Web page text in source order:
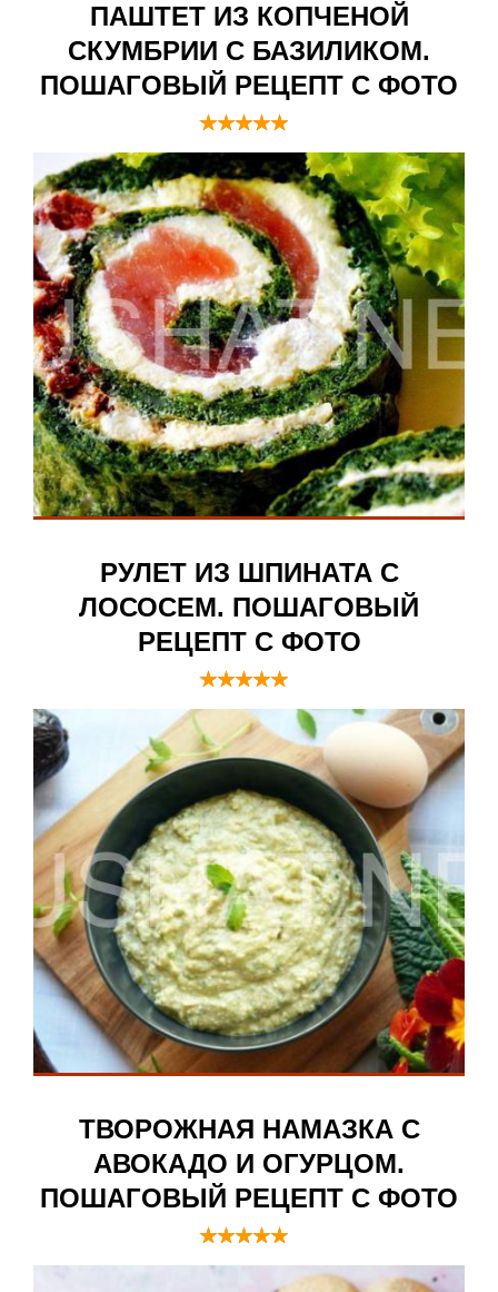
ПАШТЕТ ИЗ КОПЧЕНОЙ
СКУМБРИИ С БАЗИЛИКОМ.
ПОШАГОВЫЙ РЕЦЕПТ С ФОТО
РУЛЕТ ИЗ ШПИНАТА С
ЛОСОСЕМ. ПОШАГОВЫЙ
РЕЦЕПТ С ФОТО
ТВОРОЖНАЯ НАМАЗКА С
АВОКАДО И ОГУРЦОМ.
ПОШАГОВЫЙ РЕЦЕПТ С ФОТО